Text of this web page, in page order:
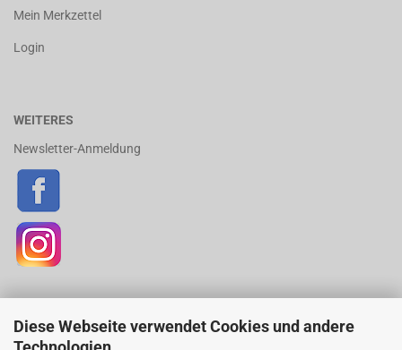
Diese Webseite verwendet Cookies und andere
Mein Merkzettel
Login
WEITERES
Newsletter-Anmeldung
ZAHLUNGSARTEN